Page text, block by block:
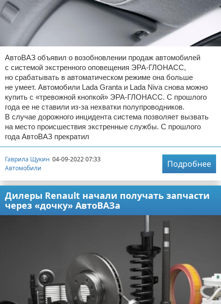
АвтоВАЗ объявил о возобновлении продаж автомобилей
с системой экстренного оповещения ЭРА-ГЛОНАСС,
но срабатывать в автоматическом режиме она больше
не умеет. Автомобили Lada Granta и Lada Niva снова можно
купить с «тревожной кнопкой» ЭРА-ГЛОНАСС. С прошлого
года ее не ставили из-за нехватки полупроводников.
В случае дорожного инцидента система позволяет вызвать
на место происшествия экстренные службы. С прошлого
года АвтоВАЗ прекратил
Гаврила Щукин 04-09-2022 07:33
Автомобили
Подробнее
Дилеры Renault начали получать запчасти
через «дочку» АвтоВАЗа